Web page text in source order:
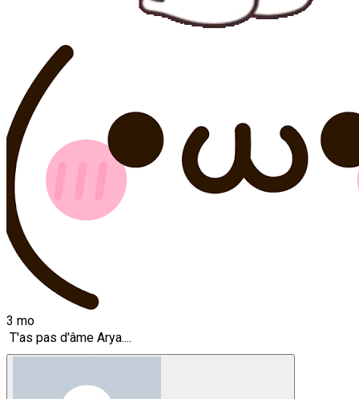
3 mo
T'as pas d'âme Arya....